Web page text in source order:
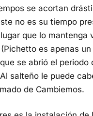
se acortan
no es su tiempo
que lo mantenga
es apenas
se abrió el periodo
salteño le puede
de Cambiemos.